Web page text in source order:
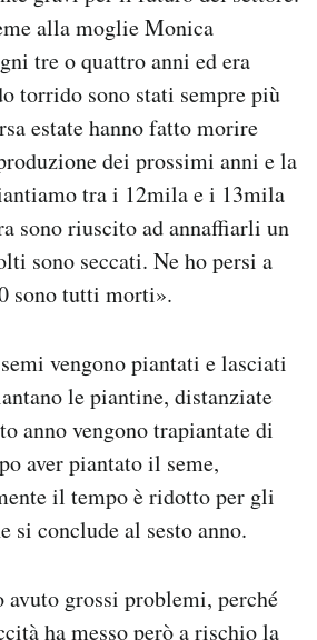
alla moglie Monica
tre o quattro anni ed era
torrido sono stati sempre più
estate hanno fatto morire
dei prossimi anni e la
tra i 12mila e i 13mila
sono riuscito ad annaffiarli un
sono seccati. Ne ho persi a
sono tutti morti».
vengono piantati e lasciati
le piantine, distanziate
anno vengono trapiantate di
aver piantato il seme,
il tempo è ridotto per gli
conclude al sesto anno.
grossi problemi, perché
ha messo però a rischio la